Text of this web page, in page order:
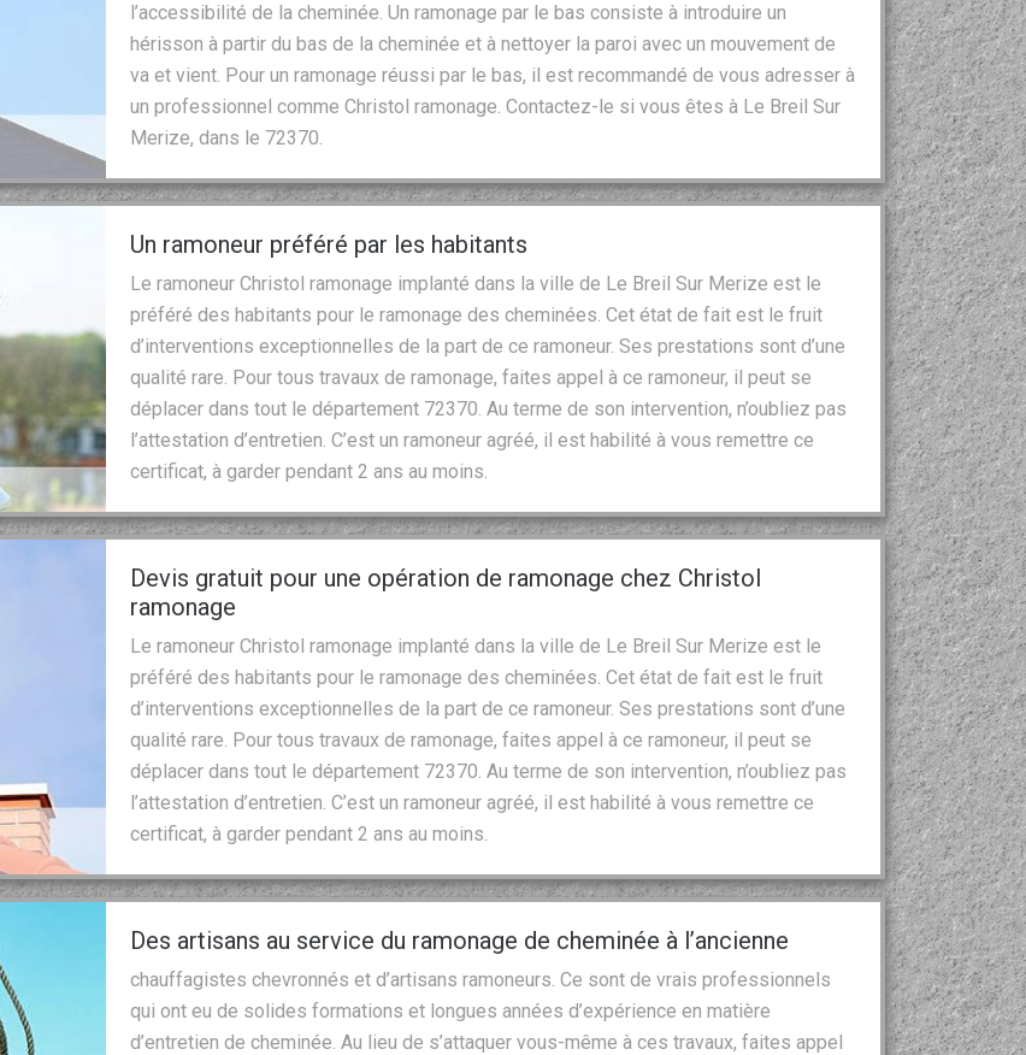
l’accessibilité de la cheminée. Un ramonage par le bas consiste à introduire un
hérisson à partir du bas de la cheminée et à nettoyer la paroi avec un mouvement de
va et vient. Pour un ramonage réussi par le bas, il est recommandé de vous adresser à
un professionnel comme Christol ramonage. Contactez-le si vous êtes à Le Breil Sur
Merize, dans le 72370.
Un ramoneur préféré par les habitants
Le ramoneur Christol ramonage implanté dans la ville de Le Breil Sur Merize est le
préféré des habitants pour le ramonage des cheminées. Cet état de fait est le fruit
d’interventions exceptionnelles de la part de ce ramoneur. Ses prestations sont d’une
qualité rare. Pour tous travaux de ramonage, faites appel à ce ramoneur, il peut se
déplacer dans tout le département 72370. Au terme de son intervention, n’oubliez pas
l’attestation d’entretien. C’est un ramoneur agréé, il est habilité à vous remettre ce
certificat, à garder pendant 2 ans au moins.
Devis gratuit pour une opération de ramonage chez Christol
ramonage
Le ramoneur Christol ramonage implanté dans la ville de Le Breil Sur Merize est le
préféré des habitants pour le ramonage des cheminées. Cet état de fait est le fruit
d’interventions exceptionnelles de la part de ce ramoneur. Ses prestations sont d’une
qualité rare. Pour tous travaux de ramonage, faites appel à ce ramoneur, il peut se
déplacer dans tout le département 72370. Au terme de son intervention, n’oubliez pas
l’attestation d’entretien. C’est un ramoneur agréé, il est habilité à vous remettre ce
certificat, à garder pendant 2 ans au moins.
Des artisans au service du ramonage de cheminée à l’ancienne
chauffagistes chevronnés et d’artisans ramoneurs. Ce sont de vrais professionnels
qui ont eu de solides formations et longues années d’expérience en matière
d’entretien de cheminée. Au lieu de s’attaquer vous-même à ces travaux, faites appel